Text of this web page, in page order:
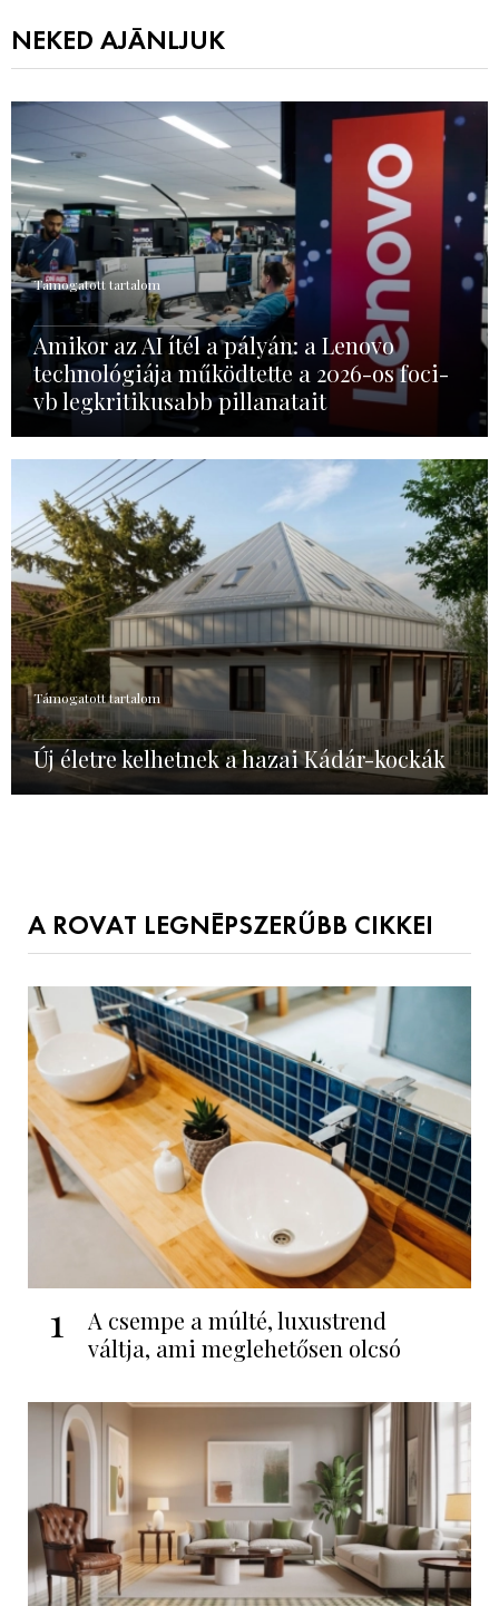
NEKED AJÁNLJUK
Támogatott tartalom
Amikor az AI ítél a pályán: a Lenovo
technológiája működtette a 2026-os foci-
vb legkritikusabb pillanatait
Támogatott tartalom
Új életre kelhetnek a hazai Kádár-kockák
A ROVAT LEGNÉPSZERŰBB CIKKEI
1
A csempe a múlté, luxustrend
váltja, ami meglehetősen olcsó